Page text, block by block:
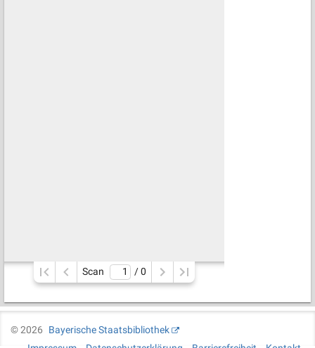
Scan / 0
©2026
Bayerische Staatsbibliothek